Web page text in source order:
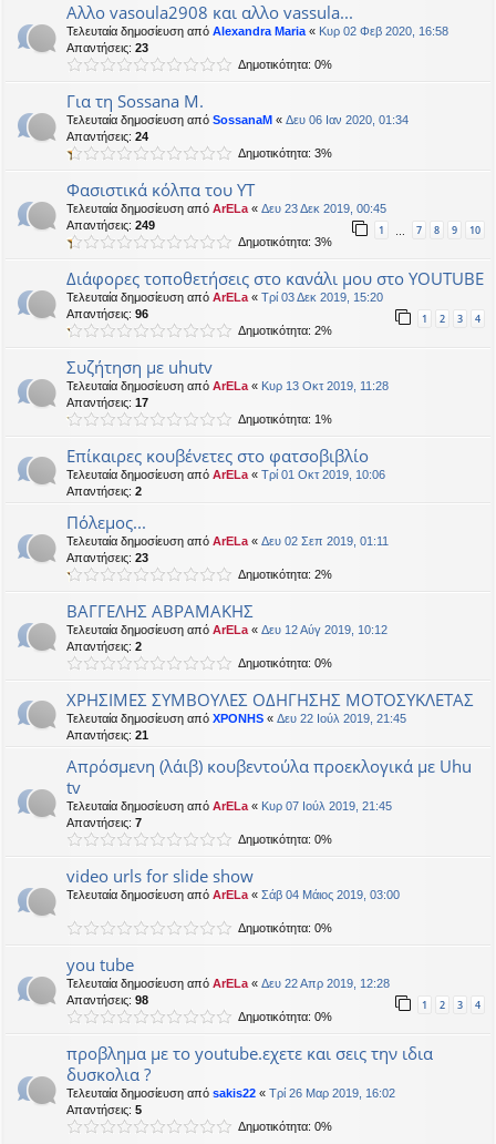
Αλλο vasoula2908 και αλλο vassula...
Τελευταία δημοσίευση από Alexandra Maria « Κυρ 02 Φεβ 2020, 16:58
Απαντήσεις: 23
Δημοτικότητα: 0%
Για τη Sossana M.
Τελευταία δημοσίευση από SossanaM « Δευ 06 Ιαν 2020, 01:34
Απαντήσεις: 24
Δημοτικότητα: 3%
Φασιστικά κόλπα του ΥΤ
Τελευταία δημοσίευση από ArELa « Δευ 23 Δεκ 2019, 00:45
Απαντήσεις: 249 1 … 7 8 9 10
Δημοτικότητα: 3%
Διάφορες τοποθετήσεις στο κανάλι μου στο YOUTUBE
Τελευταία δημοσίευση από ArELa « Τρί 03 Δεκ 2019, 15:20
Απαντήσεις: 96 1 2 3 4
Δημοτικότητα: 2%
Συζήτηση με uhutv
Τελευταία δημοσίευση από ArELa « Κυρ 13 Οκτ 2019, 11:28
Απαντήσεις: 17
Δημοτικότητα: 1%
Επίκαιρες κουβένετες στο φατσοβιβλίο
Τελευταία δημοσίευση από ArELa « Τρί 01 Οκτ 2019, 10:06
Απαντήσεις: 2
Πόλεμος...
Τελευταία δημοσίευση από ArELa « Δευ 02 Σεπ 2019, 01:11
Απαντήσεις: 23
Δημοτικότητα: 2%
ΒΑΓΓΕΛΗΣ ΑΒΡΑΜΑΚΗΣ
Τελευταία δημοσίευση από ArELa « Δευ 12 Αύγ 2019, 10:12
Απαντήσεις: 2
Δημοτικότητα: 0%
ΧΡΗΣΙΜΕΣ ΣΥΜΒΟΥΛΕΣ ΟΔΗΓΗΣΗΣ ΜΟΤΟΣΥΚΛΕΤΑΣ
Τελευταία δημοσίευση από XPONHS « Δευ 22 Ιούλ 2019, 21:45
Απαντήσεις: 21
Απρόσμενη (λάιβ) κουβεντούλα προεκλογικά με Uhu
tv
Τελευταία δημοσίευση από ArELa « Κυρ 07 Ιούλ 2019, 21:45
Απαντήσεις: 7
Δημοτικότητα: 0%
video urls for slide show
Τελευταία δημοσίευση από ArELa « Σάβ 04 Μάιος 2019, 03:00
Δημοτικότητα: 0%
you tube
Τελευταία δημοσίευση από ArELa « Δευ 22 Απρ 2019, 12:28
Απαντήσεις: 98 1 2 3 4
Δημοτικότητα: 0%
προβλημα με το youtube.εχετε και σεις την ιδια
δυσκολια ?
Τελευταία δημοσίευση από sakis22 « Τρί 26 Μαρ 2019, 16:02
Απαντήσεις: 5
Δημοτικότητα: 0%